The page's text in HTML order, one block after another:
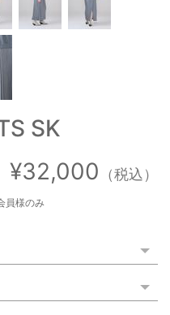
SK
¥32,000 （税込）
員様のみ